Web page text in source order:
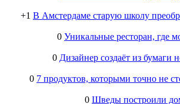
+1 В Амстердаме старую школу
0 Уникальные ресторан, где
0 Дизайнер создаёт из
0 7 продуктов, которыми точно не
0 Шведы построили